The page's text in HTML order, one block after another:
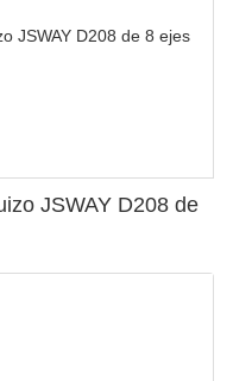
JSWAY D208 de